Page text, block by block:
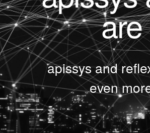
apissys and
even